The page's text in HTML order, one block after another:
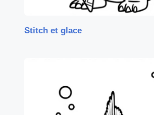
Stitch et glace